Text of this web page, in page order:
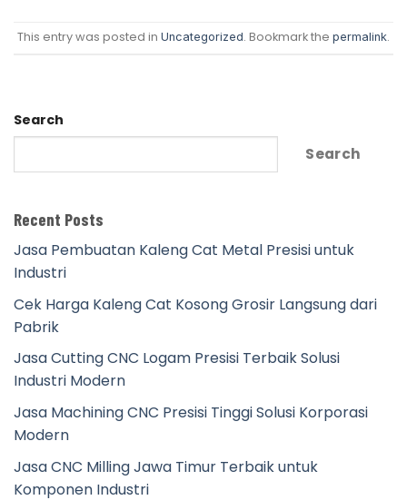
This entry was posted in Uncategorized. Bookmark the permalink.
Search
Search
Recent Posts
Jasa Pembuatan Kaleng Cat Metal Presisi untuk
Industri
Cek Harga Kaleng Cat Kosong Grosir Langsung dari
Pabrik
Jasa Cutting CNC Logam Presisi Terbaik Solusi
Industri Modern
Jasa Machining CNC Presisi Tinggi Solusi Korporasi
Modern
Jasa CNC Milling Jawa Timur Terbaik untuk
Komponen Industri